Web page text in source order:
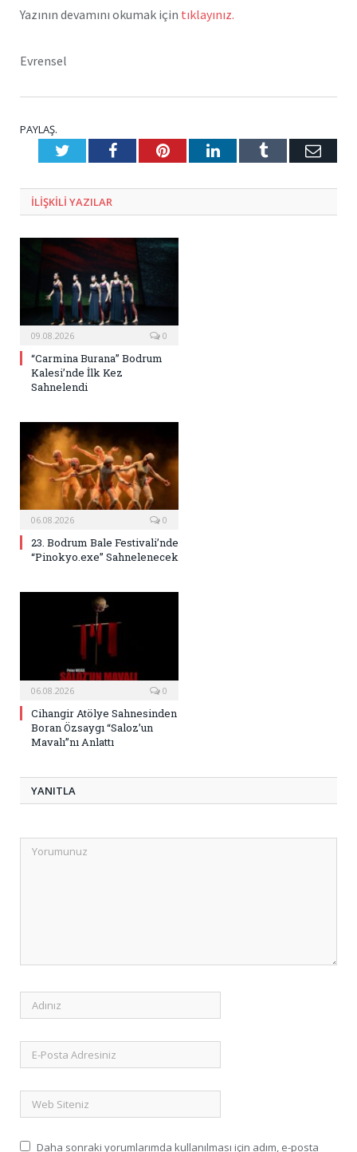
Yazının devamını okumak için tıklayınız.
Evrensel
PAYLAŞ.
TwitterFacebookPinterestLinkedInTumblr E-
ILIŞKILI YAZILAR
09.08.2026 0
“Carmina Burana” Bodrum
Kalesi’nde İlk Kez
Sahnelendi
06.08.2026 0
23. Bodrum Bale Festivali’nde
“Pinokyo.exe” Sahnelenecek
06.08.2026 0
Cihangir Atölye Sahnesinden
Boran Özsaygı “Saloz’un
Mavalı”nı Anlattı
YANITLA
Daha sonraki yorumlarımda kullanılması için adım, e-posta